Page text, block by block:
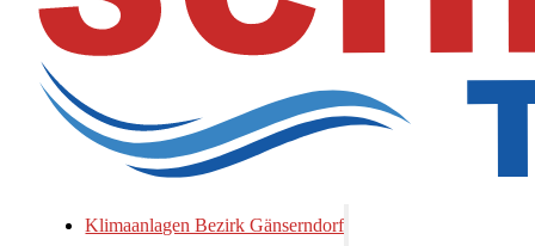
Klimaanlagen Bezirk Gänserndorf